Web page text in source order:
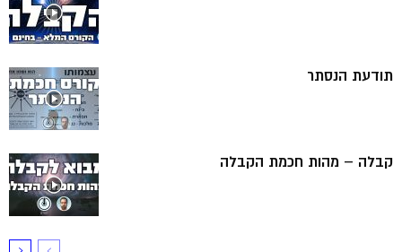
תודעת הנסתר
קבלה – מהות חכמת הקבלה